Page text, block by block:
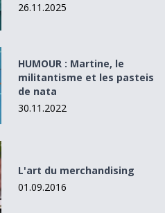
26.11.2025
et les pasteis de nata
HUMOUR : Martine, le
militantisme et les pasteis
de nata
30.11.2022
L'art du merchandising
01.09.2016